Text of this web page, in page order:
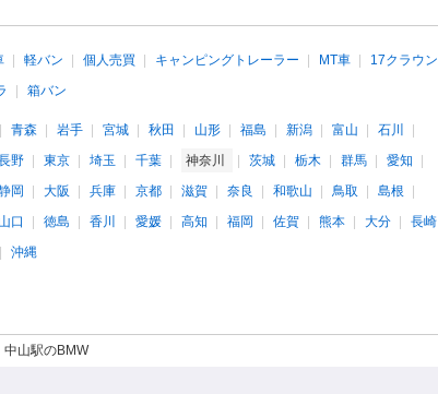
軽バン 個人売買 キャンピングトレーラー MT車
17クラウン
箱バン
青森 岩手 宮城 秋田 山形 福島 新潟 富山
石川
野 東京 埼玉 千葉 神奈川 茨城 栃木 群馬
愛知
岡 大阪 兵庫 京都 滋賀 奈良 和歌山 鳥取
島根
山口 徳島 香川 愛媛 高知 福岡 佐賀 熊本 大分
長崎
沖縄
中山駅のBMW